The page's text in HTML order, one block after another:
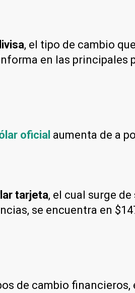
, el tipo de cambio
en las
oficial aumenta de a
tarjeta, el cual surge
se encuentra en
de cambio financieros,